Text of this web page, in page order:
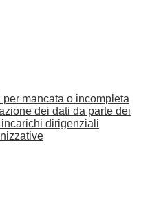
per mancata o incompleta
dei dati da parte dei
dirigenziali